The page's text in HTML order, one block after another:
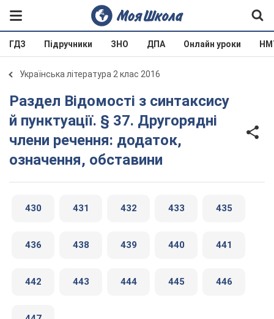
ГДЗ Підручники ЗНО ДПА Онлайн уроки
Українська література 2 клас 2016
Раздел Відомості з синтаксису
й пунктуації. § 37. Другорядні
члени речення: додаток,
означення, обставини
430 431 432 433 435
436 438 439 440 441
442 443 444 445 446